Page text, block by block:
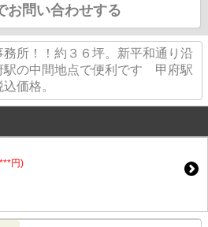
お問い合わせする
所！！約３６坪。新平和通り沿
駅の中間地点で便利です 甲府駅
価格。
円)